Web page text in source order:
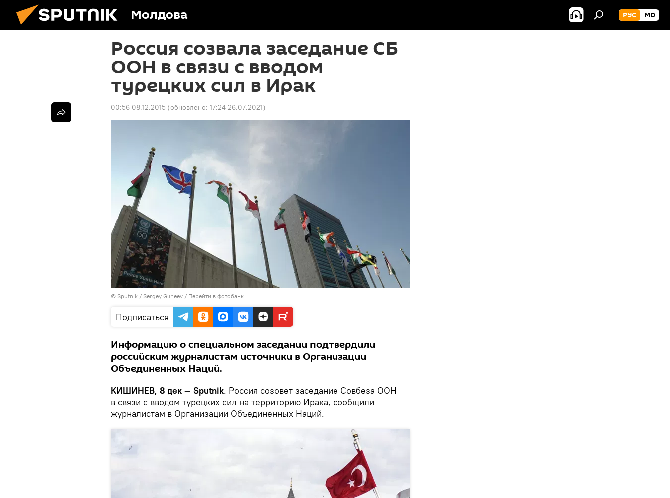
Молдова РУС MD
Россия созвала заседание СБ
ООН в связи с вводом
турецких сил в Ирак
00:56 08.12.2015 (обновлено: 17:24 26.07.2021)
© Sputnik / Sergey Guneev / Перейти в фотобанк
Подписаться
Информацию о специальном заседании подтвердили
российским журналистам источники в Организации
Объединенных Наций.
КИШИНЕВ, 8 дек — Sputnik. Россия созовет заседание Совбеза ООН
в связи с вводом турецких сил на территорию Ирака, сообщили
журналистам в Организации Объединенных Наций.